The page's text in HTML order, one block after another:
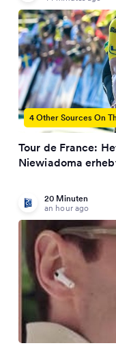
4 Other Sources On
Tour de France:
Niewiadoma
20 Minuten
an hour ago